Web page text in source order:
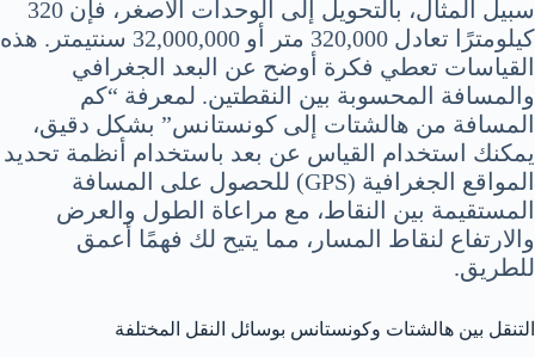
سبيل المثال، بالتحويل إلى الوحدات الأصغر، فإن 320
كيلومترًا تعادل 320,000 متر أو 32,000,000 سنتيمتر. هذه
القياسات تعطي فكرة أوضح عن البعد الجغرافي
والمسافة المحسوبة بين النقطتين. لمعرفة “كم
المسافة من هالشتات إلى كونستانس” بشكل دقيق،
يمكنك استخدام القياس عن بعد باستخدام أنظمة تحديد
المواقع الجغرافية (GPS) للحصول على المسافة
المستقيمة بين النقاط، مع مراعاة الطول والعرض
والارتفاع لنقاط المسار، مما يتيح لك فهمًا أعمق
للطريق.
التنقل بين هالشتات وكونستانس بوسائل النقل المختلفة